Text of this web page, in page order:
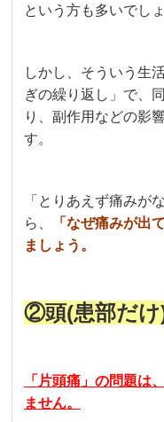
という方も多いでしょ
しかし、そういう生
ぎの繰り返し」で、
り、副作用などの影
す。
「とりあえず痛みが
ら、
「なぜ痛みが出
ましょう。
②頭(患部だ
「片頭痛」の問題は
ません。